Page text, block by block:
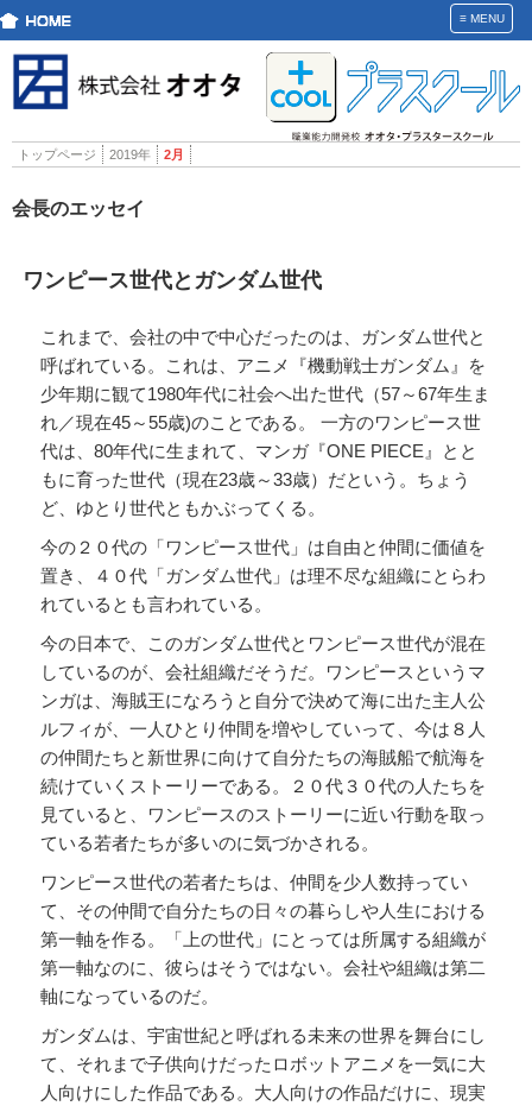
≡MENU
トップページ 2019年 2月
会長のエッセイ
ワンピース世代とガンダム世代
これまで、会社の中で中心だったのは、ガンダム世代と
呼ばれている。これは、アニメ『機動戦士ガンダム』を
少年期に観て1980年代に社会へ出た世代（57～67年生ま
れ／現在45～55歳)のことである。 一方のワンピース世
代は、80年代に生まれて、マンガ『ONE PIECE』とと
もに育った世代（現在23歳～33歳）だという。ちょう
ど、ゆとり世代ともかぶってくる。
今の２０代の「ワンピース世代」は自由と仲間に価値を
置き、４０代「ガンダム世代」は理不尽な組織にとらわ
れているとも言われている。
今の日本で、このガンダム世代とワンピース世代が混在
しているのが、会社組織だそうだ。ワンピースというマ
ンガは、海賊王になろうと自分で決めて海に出た主人公
ルフィが、一人ひとり仲間を増やしていって、今は８人
の仲間たちと新世界に向けて自分たちの海賊船で航海を
続けていくストーリーである。２０代３０代の人たちを
見ていると、ワンピースのストーリーに近い行動を取っ
ている若者たちが多いのに気づかされる。
ワンピース世代の若者たちは、仲間を少人数持ってい
て、その仲間で自分たちの日々の暮らしや人生における
第一軸を作る。「上の世代」にとっては所属する組織が
第一軸なのに、彼らはそうではない。会社や組織は第二
軸になっているのだ。
ガンダムは、宇宙世紀と呼ばれる未来の世界を舞台にし
て、それまで子供向けだったロボットアニメを一気に大
人向けにした作品である。大人向けの作品だけに、現実